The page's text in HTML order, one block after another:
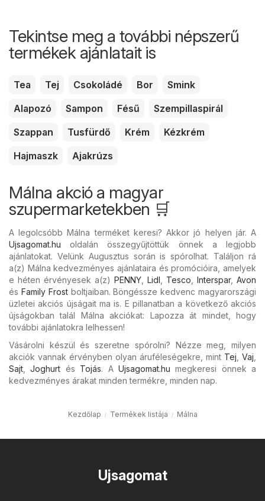
Tekintse meg a további népszerű
termékek ajánlatait is
Tea Tej Csokoládé Bor
Smink
Alapozó
Sampon Fésű
Szempillaspirál
Szappan
Tusfürdő Krém
Kézkrém
Hajmaszk
Ajakrúzs
Málna akció a magyar
szupermarketekben 🛒
A legolcsóbb Málna terméket keresi? Akkor jó helyen jár. A
Ujsagomat.hu oldalán összegyűjtöttük önnek a legjobb
ajánlatokat. Velünk Augusztus során is spórolhat. Találjon rá
a(z) Málna kedvezményes ajánlataira és promócióira, amelyek
e héten érvényesek a(z) PENNY Lidl Tesco Interspar, Avon
és Family Frostboltjaiban. Böngéssze kedvenc magyarországi
üzletei akciós újságait ma is. E pillanatban a következő akciós
újságokban talál Málna akciókat: Lapozza át mindet, hogy
további ajánlatokra lelhessen!
Vásárolni készül és szeretne spórolni? Nézze meg, milyen
akciók vannak érvényben olyan áruféleségekre, mint Tej Vaj
Sajt ,Joghurt és Tojás. A Ujsagomat.hu megkeresi önnek a
kedvezményes árakat minden termékre, minden nap.
Kezdőlap Termékek listája Málna
Ujsagomat